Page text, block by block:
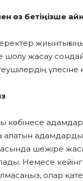
өз бетіңізше
шолу жасау
көбінесе
алатын
шежіре
Немесе
олар